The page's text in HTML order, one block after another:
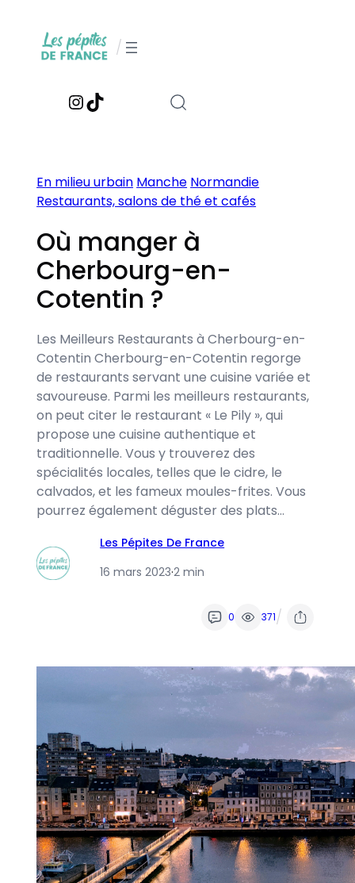
contenu
/
Instagram
TikTok
En milieu urbain Manche Normandie
Restaurants, salons de thé et cafés
Où manger à
Cherbourg-en-
Cotentin ?
Les Meilleurs Restaurants à Cherbourg-en-
Cotentin Cherbourg-en-Cotentin regorge
de restaurants servant une cuisine variée et
savoureuse. Parmi les meilleurs restaurants,
on peut citer le restaurant « Le Pily », qui
propose une cuisine authentique et
traditionnelle. Vous y trouverez des
spécialités locales, telles que le cidre, le
calvados, et les fameux moules-frites. Vous
pourrez également déguster des plats…
Les Pépites De France
16 mars 2023·2 min
0 371/